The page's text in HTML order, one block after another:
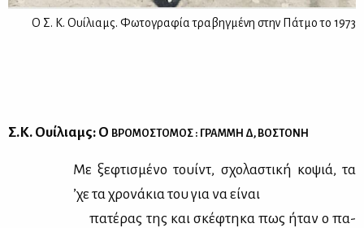
Ο Σ. Κ. Ουίλιαμς. Φωτογραφία τραβηγμένη στην Πάτμο το 1973
Σ.Κ. Oυί­λιαμς: Ο ΒΡOΜΟ­ΣΤΟ­ΜΟΣ : ΓΡΑΜ­ΜΗ Δ, ΒΟ­ΣΤΟ­ΝΗ
Με ξε­φτι­σμέ­νο τουίντ, σχο­λα­στι­κή κο­ψιά, τα
’χε τα χρο­νά­κια του για να εί­ναι
πα­τέ­ρας της και σκέ­φτη­κα πως ήταν ο πα­